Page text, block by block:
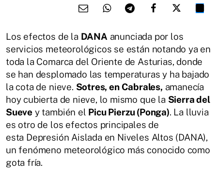
Los efectos de la DANA anunciada por los
servicios meteorológicos se están notando ya en
toda la Comarca del Oriente de Asturias, donde
se han desplomado las temperaturas y ha bajado
la cota de nieve. Sotres, en Cabrales, amanecía
hoy cubierta de nieve, lo mismo que la Sierra del
Sueve y también el Picu Pierzu (Ponga). La lluvia
es otro de los efectos principales de
esta Depresión Aislada en Niveles Altos (DANA),
un fenómeno meteorológico más conocido como
gota fría.